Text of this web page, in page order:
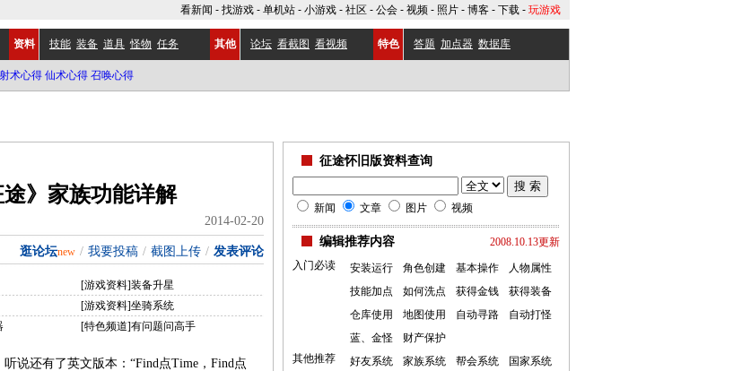
看新闻 - 找游戏 - 单机站 - 小游戏 - 社区 - 公会 - 视频 - 照片 - 博客 - 下载 - 玩游戏
资料 技能 装备 道具 怪物 任务 其他 论坛 看截图 看视频 特色 答题 加点器 数据库
射术心得 仙术心得 召唤心得
》家族功能详解
2014-02-20
逛论坛new / 我要投稿 / 截图上传 / 发表评论
[游戏资料]装备升星
[游戏资料]坐骑系统
[特色频道]有问题问高手
还有了英文版本：“Find点Time，Find点
征途怀旧版资料查询
新闻 文章 图片 视频
2008.10.13更新
编辑推荐内容
入门必读 安装运行 角色创建 基本操作
人物属性
技能加点
如何洗点 获得金钱
获得装备
仓库使用
地图使用 自动寻路
自动打怪
蓝、金怪
财产保护
其他推荐
好友系统 家族系统 帮会系统
国家系统